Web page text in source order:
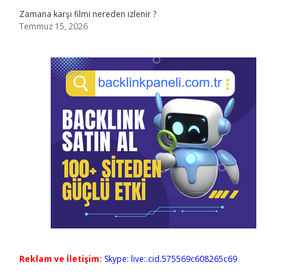
Zamana karşı filmi nereden izlenir ?
Temmuz 15, 2026
Reklam ve İletişim: Skype: live:.cid.575569c608265c69